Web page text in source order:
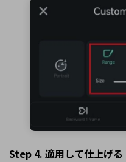
Step 4. 適用して仕上げる